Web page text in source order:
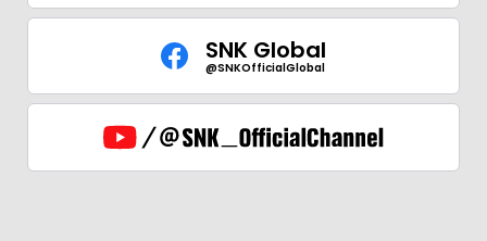
SNK Global
@SNKOfficialGlobal